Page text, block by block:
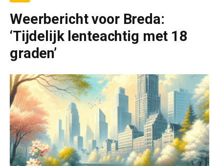
Weerbericht voor Breda:
‘Tijdelijk lenteachtig met 18
graden’